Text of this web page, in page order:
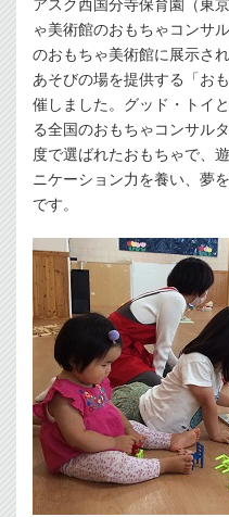
アスク西国分寺保育園（東
ゃ美術館のおもちゃコンサ
のおもちゃ美術館に展示さ
あそびの場を提供する「お
催しました。グッド・トイ
る全国のおもちゃコンサル
度で選ばれたおもちゃで、
ニケーション力を養い、夢
です。